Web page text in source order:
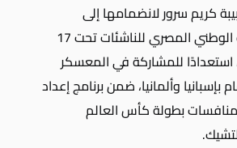
كريم سرور لانضمامها إلى
صفوف المنتخب الوطني المصري للناشئات تحت 17
استعدادًا للمشاركة في المعسكر
بإسبانيا وألمانيا، ضمن برنامج إعداد
بطولة كأس العالم